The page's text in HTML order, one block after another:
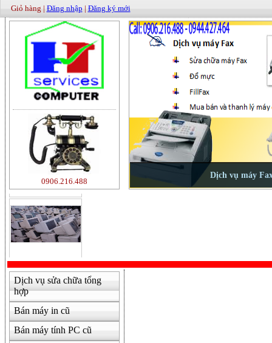
Giỏ hàng | Đăng nhập | Đăng ký mới
0906.216.488
500000
Dịch vụ sửa chữa tổng
hợp
Bán máy in cũ
Bán máy tính PC cũ